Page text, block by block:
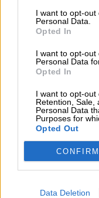
I want to opt-out
Personal Data.
Opted In
I want to opt-
Personal Data
Opted In
I want to opt-out
Retention, Sale,
Personal Data
Purposes for
Opted Out
CONFIRM
Data Deletion
Por
El Conflicto de
Orden Autoritario en
Álvaro Frutos Rosado
Por
Clara Campoamor: